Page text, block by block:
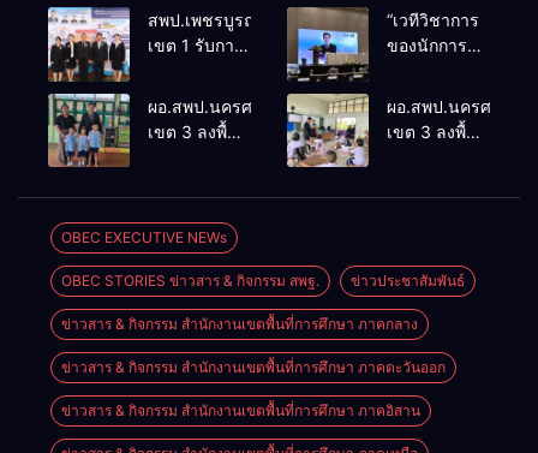
สพป.เพชรบูรณ์
เขต 1 รับการ
ประเมินผล
เชิงประจักษ์
ต้นแบบ”
ระดับประเทศ
รุ่นที่ 3 ประจำ
ปีงบประมาณ
พ.ศ. 2569
“เวทีวิชาการ
ของนักการ
ThaiCER
International
Research
(ThaiCER)
2026
ผอ.สพป.นครศรีธรรมราช
เขต 3 ลงพื้นที่
ปากพนัง
ผอ.สพป.นครศรีธรร
เขต 3 ลงพื้นที่
OBEC EXECUTIVE NEWs
OBEC STORIES ข่าวสาร & กิจกรรม สพฐ. ข่าวประชาสัมพันธ์
ข่าวสาร & กิจกรรม สำนักงานเขตพื้นที่การศึกษา ภาคกลาง
ข่าวสาร & กิจกรรม สำนักงานเขตพื้นที่การศึกษา ภาคตะวันออก
ข่าวสาร & กิจกรรม สำนักงานเขตพื้นที่การศึกษา ภาคอิสาน